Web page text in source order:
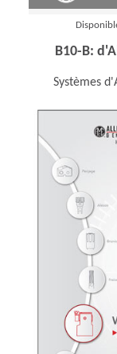
B10-B:
Systèmes